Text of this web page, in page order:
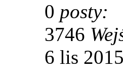
0 posty:
3746
6 lis